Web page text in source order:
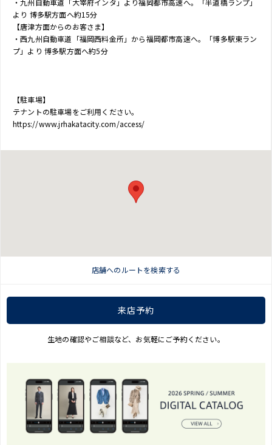
より 博多駅方面へ約15分
【唐津方面からのお客さま】
・西九州自動車道「福岡西料金所」から福岡都市高速へ。「博多駅東ラン
プ」より 博多駅方面へ約5分
【駐車場】
テナントの駐車場をご利用ください。
https://www.jrhakatacity.com/access/
店舗へのルートを検索する
来店予約
生地の確認やご相談など、お気軽にご予約ください。